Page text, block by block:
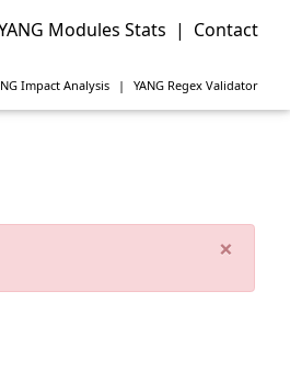
Modules Stats | Contact
Impact Analysis | YANG Regex Validator
×